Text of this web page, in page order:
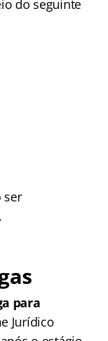
do seguinte
ser
para
Jurídico